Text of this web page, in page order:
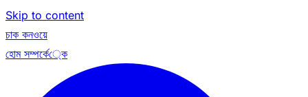
Skip to content
চাক কনওয়ে
হোম সম্পর্কে